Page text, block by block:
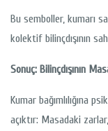
Bu semboller, kumarı
kolektif bilinçdışının
Sonuç: Bilinçdışının
Kumar bağımlılığına
açıktır: Masadaki